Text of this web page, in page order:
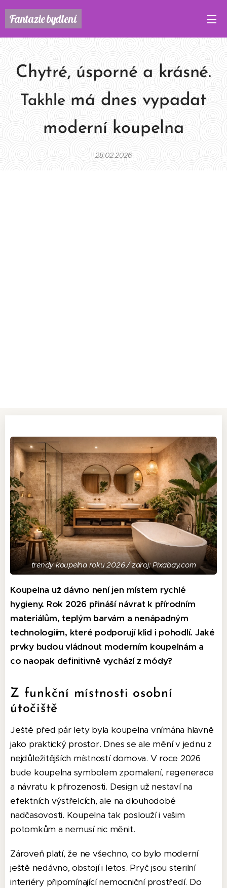
Fantaziebydlení
Chytré, úsporné a krásné.
Takhle má dnes vypadat
moderní koupelna
28.02.2026
trendy koupelna roku 2026 / zdroj: Pixabay.com
Koupelna už dávno není jen místem rychlé
hygieny. Rok 2026 přináší návrat k přírodním
materiálům, teplým barvám a nenápadným
technologiím, které podporují klid i pohodlí. Jaké
prvky budou vládnout moderním koupelnám a
co naopak definitivně vychází z módy?
Z funkční místnosti osobní
útočiště
Ještě před pár lety byla koupelna vnímána hlavně
jako praktický prostor. Dnes se ale mění v jednu z
nejdůležitějších místností domova. V roce 2026
bude koupelna symbolem zpomalení, regenerace
a návratu k přirozenosti. Design už nestaví na
efektních výstřelcích, ale na dlouhodobé
nadčasovosti. Koupelna tak poslouží i vašim
potomkům a nemusí nic měnit.
Zároveň platí, že ne všechno, co bylo moderní
ještě nedávno, obstojí i letos. Pryč jsou sterilní
interiéry připomínající nemocniční prostředí. Do